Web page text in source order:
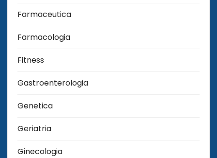
Farmaceutica
Farmacologia
Fitness
Gastroenterologia
Genetica
Geriatria
Ginecologia